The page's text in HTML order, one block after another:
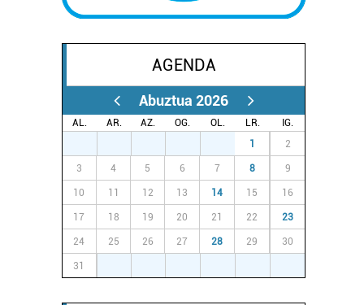
AGENDA
Abuztua 2026
AL. AR. AZ. OG. OL. LR.
IG.
1 2
3 4 5 6 7 8 9
10 11 12 13 14 15 16
17 18 19 20 21 22 23
24 25 26 27 28 29 30
31